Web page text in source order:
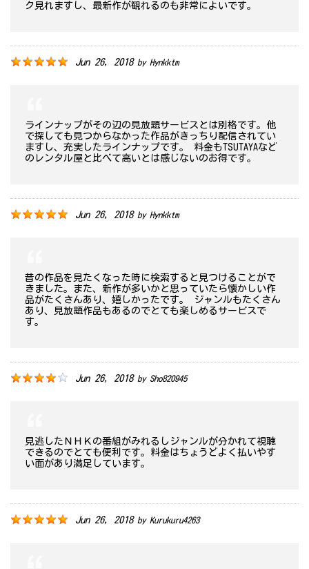
ク見れますし、最新作が観れるのも非常によいです。
Jun 26, 2018by Hynkktm
ラインナップがその辺の見放題サービスとは別格です。他
で探しても見つからなかった作品がきっちり配信されてい
ますし、充実したラインナップです。 料金もTSUTAYAなど
のレンタル屋と比べて高いとは感じないのお得です。
Jun 26, 2018by Hynkktm
昔の作品を見たくなった時に検索すると見つけることがで
きました。また、新作が多いかと思っていたら懐かしい作
品がたくさんあり、嬉しかったです。 ジャンルもたくさん
あり、見放題作品もあるのでとても楽しめるサービスで
す。
Jun 26, 2018by Sho820945
見逃したＮＨＫの番組がみれるしジャンルが分かれて視聴
できるのでとても便利です。料金はちょうどよく払いやす
い面があり満足しています。
Jun 26, 2018by Kurukuru4263